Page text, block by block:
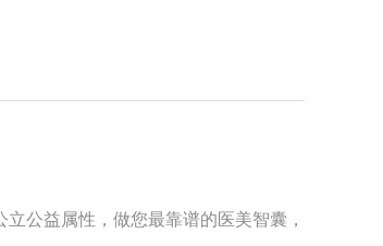
公益属性，做您最靠谱的医美智囊，